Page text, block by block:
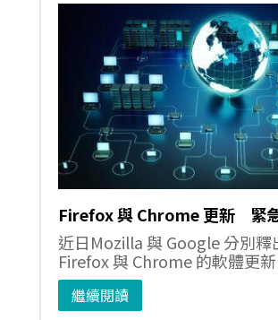
Firefox 與 Chrome 更新 緊
近日Mozilla 與 Google 分別釋
Firefox 與 Chrome 的軟體更新
繼續閱讀